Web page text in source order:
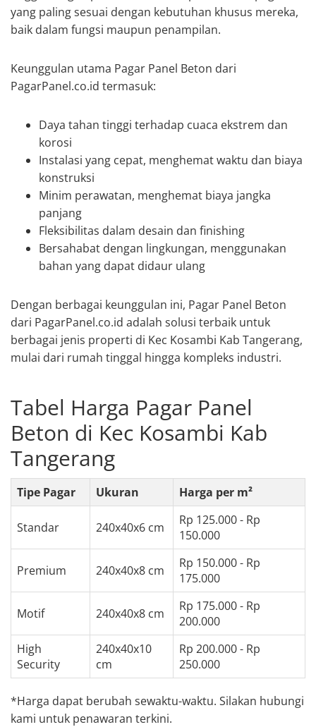
yang paling sesuai dengan kebutuhan khusus mereka,
baik dalam fungsi maupun penampilan.
Keunggulan utama Pagar Panel Beton dari
PagarPanel.co.id termasuk:
Daya tahan tinggi terhadap cuaca ekstrem dan
korosi
Instalasi yang cepat, menghemat waktu dan biaya
konstruksi
Minim perawatan, menghemat biaya jangka
panjang
Fleksibilitas dalam desain dan finishing
Bersahabat dengan lingkungan, menggunakan
bahan yang dapat didaur ulang
Dengan berbagai keunggulan ini, Pagar Panel Beton
dari PagarPanel.co.id adalah solusi terbaik untuk
berbagai jenis properti di Kec Kosambi Kab Tangerang,
mulai dari rumah tinggal hingga kompleks industri.
Tabel Harga Pagar Panel
Beton di Kec Kosambi Kab
Tangerang
Tipe Pagar Ukuran Harga per m²
Standar 240x40x6 cm
Rp 125.000 - Rp
150.000
Premium 240x40x8 cm
Rp 150.000 - Rp
175.000
Motif 240x40x8 cm
Rp 175.000 - Rp
200.000
High
Security
240x40x10
cm
Rp 200.000 - Rp
250.000
*Harga dapat berubah sewaktu-waktu. Silakan hubungi
kami untuk penawaran terkini.